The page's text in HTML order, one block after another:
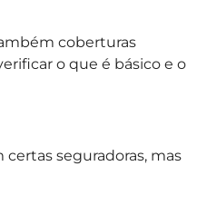
coberturas
o que é básico e o
seguradoras, mas